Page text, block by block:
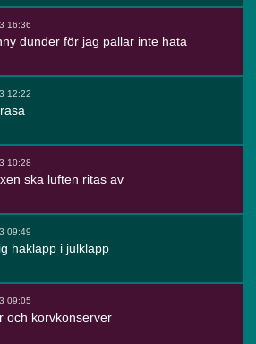
16:36
dunder för jag pallar inte hata
12:22
10:28
ska luften ritas av
09:49
haklapp i julklapp
09:05
och korvkonserver